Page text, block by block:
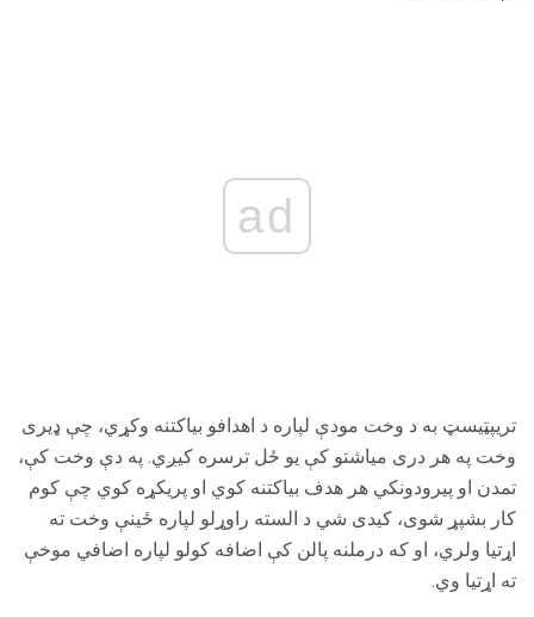
ad
تریپټیسټ به د وخت مودې لپاره د اهدافو بیاکتنه وکړي، چې ډیری
وخت په هر دری میاشتو کې یو ځل ترسره کیږي. په دې وخت کې،
تمدن او پیرودونکي هر هدف بیاکتنه کوي او پریکړه کوي چې کوم
کار بشپړ شوی، کیدی شي د السته راوړلو لپاره ځینې وخت ته
اړتیا ولري، او که درملنه پالن کې اضافه کولو لپاره اضافي موخې
ته اړتیا وي.